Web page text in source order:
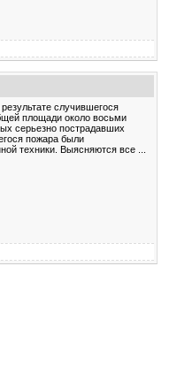
случившегося
площади около восьми
серьезно пострадавших
пожара были
техники. Выясняются все